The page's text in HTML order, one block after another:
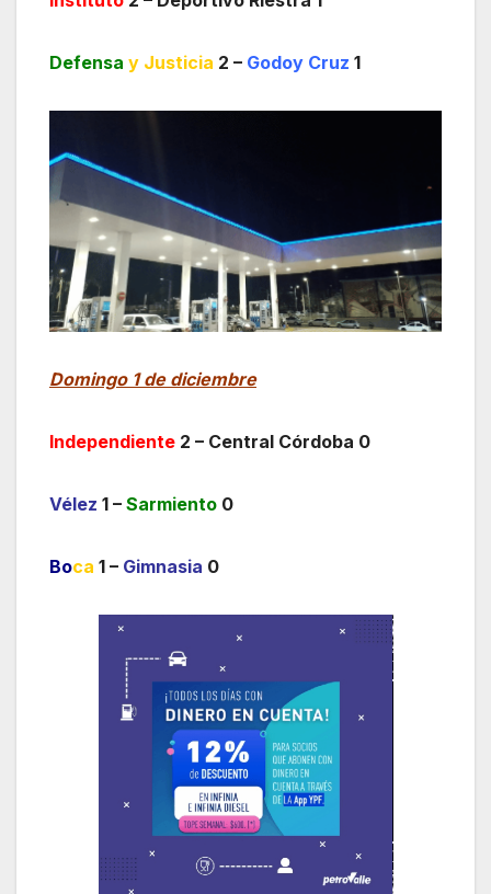
Defensa y Justicia 2 – Godoy Cruz 1
Domingo 1 de diciembre
Independiente 2 – Central Córdoba 0
Vélez 1 – Sarmiento 0
Boca 1 – Gimnasia 0